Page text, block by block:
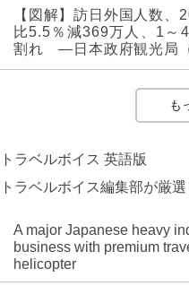
【図解】訪日外国人数、
比5.5％減369万人、1～
割れ ―日本政府観光局（
も
トラベルボイス 英語版
トラベルボイス編集部が厳
A major Japanese heavy
business with premium
helicopter